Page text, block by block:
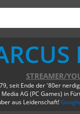
STREAMER/
seit Ende der '80er
AG (PC Games) in
aus Leidenschaft!